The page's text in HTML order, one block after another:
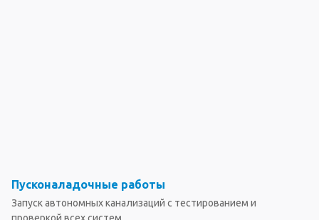
Пусконаладочные работы
Запуск автономных канализаций с тестированием и
проверкой всех систем